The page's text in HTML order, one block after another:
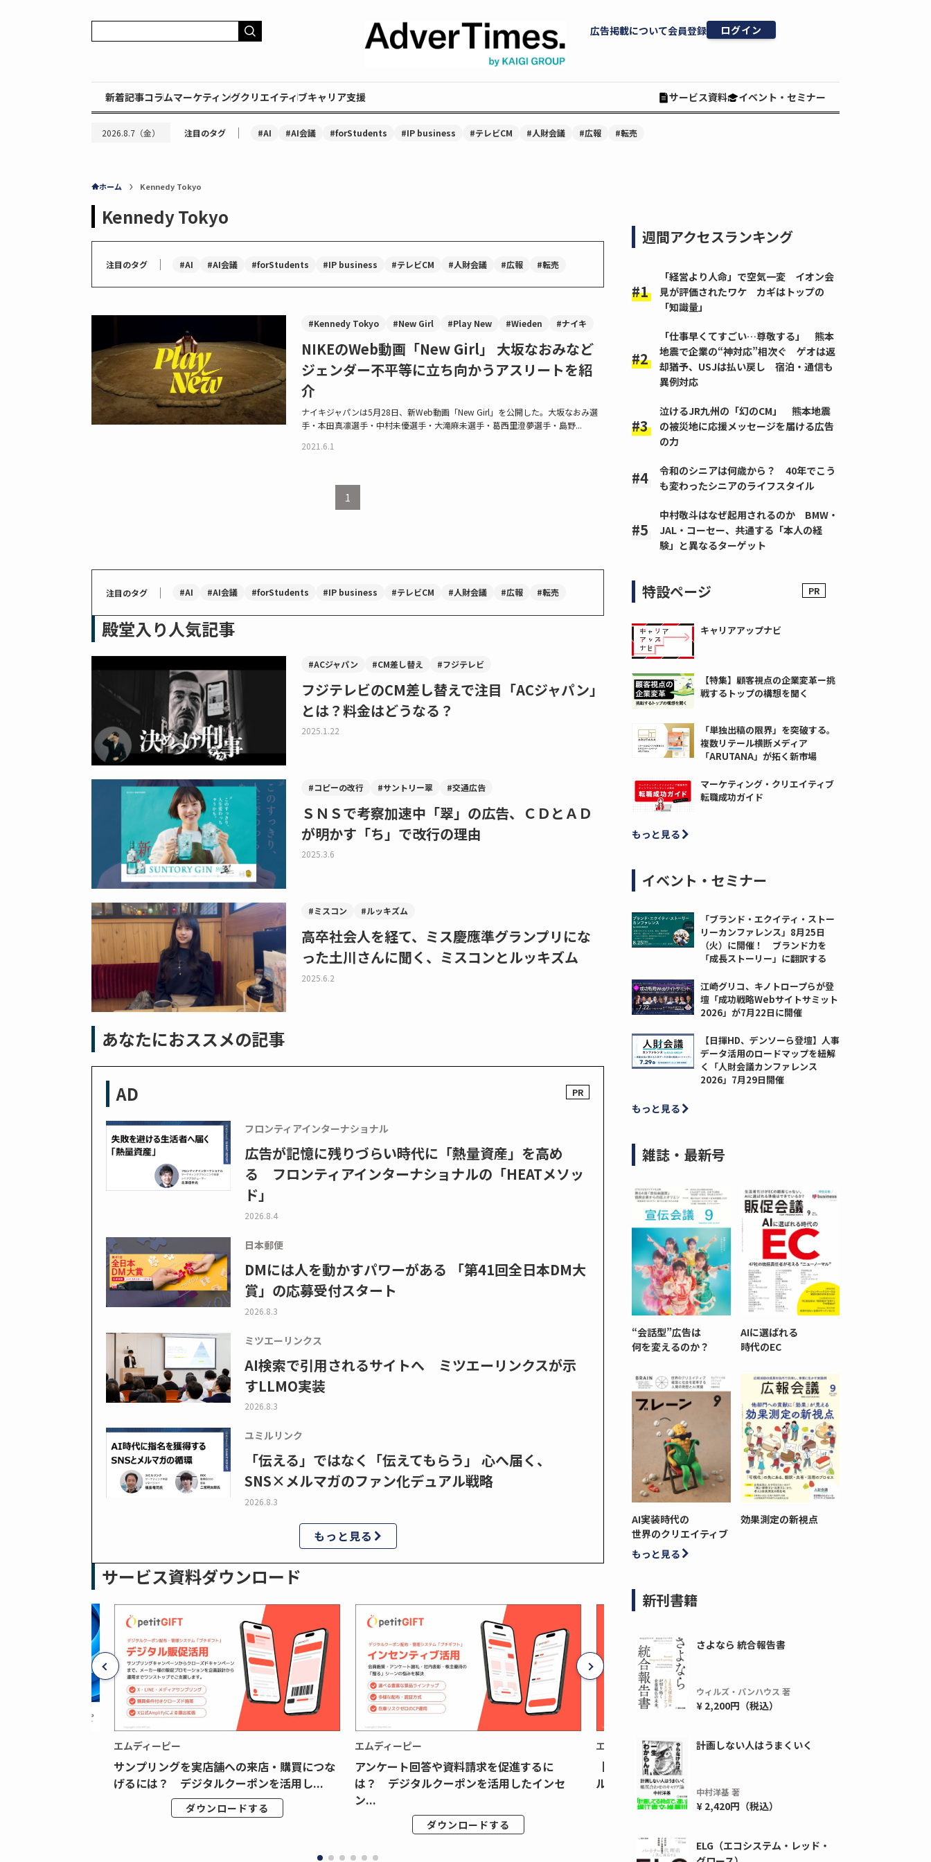
広告掲載について会員登録 ログイン
新着記事コラムマーケティングクリエイティブキャリア支援 サービス資料 イベント・セミナー
2026.8.7（金） 注目のタグ ｜ #AI #AI会議 #forStudents #IP business #テレビCM #人財会議 #広報 #転売
ホーム Kennedy Tokyo
Kennedy Tokyo
注目のタグ ｜ #AI #AI会議 #forStudents #IP business #テレビCM #人財会議 #広報 #転売
#Kennedy Tokyo #New Girl #Play New #Wieden #ナイキ
NIKEのWeb動画「New Girl」 大坂なおみなど
ジェンダー不平等に立ち向かうアスリートを紹
介
ナイキジャパンは5月28日、新Web動画「New Girl」を公開した。大坂なおみ選
手・本田真凛選手・中村未優選手・大滝麻未選手・葛西里澄夢選手・島野...
2021.6.1
1
注目のタグ ｜ #AI #AI会議 #forStudents #IP business #テレビCM #人財会議 #広報 #転売
殿堂入り人気記事
#ACジャパン #CM差し替え #フジテレビ
フジテレビのCM差し替えで注目「ACジャパン」
とは？料金はどうなる？
2025.1.22
#コピーの改行 #サントリー翠 #交通広告
ＳＮＳで考察加速中「翠」の広告、ＣＤとＡＤ
が明かす「ち」で改行の理由
2025.3.6
#ミスコン #ルッキズム
高卒社会人を経て、ミス慶應準グランプリにな
った土川さんに聞く、ミスコンとルッキズム
2025.6.2
あなたにおススメの記事
AD
フロンティアインターナショナル
広告が記憶に残りづらい時代に「熱量資産」を高め
る フロンティアインターナショナルの「HEATメソッ
ド」
2026.8.4
日本郵便
DMには人を動かすパワーがある 「第41回全日本DM大
賞」の応募受付スタート
2026.8.3
ミツエーリンクス
AI検索で引用されるサイトへ ミツエーリンクスが示
すLLMO実装
2026.8.3
ユミルリンク
「伝える」ではなく「伝えてもらう」 心へ届く、
SNS×メルマガのファン化デュアル戦略
2026.8.3
もっと見る
サービス資料ダウンロード
エムディーピー
サンプリングを実店舗への来店・購買につな
げるには？ デジタルクーポンを活用し...
ダウンロードする
エムディーピー
アンケート回答や資料請求を促進するに
は？ デジタルクーポンを活用したインセ
ン...
ダウンロードする
エムディーピー
【月間1,000万本以上の配布実績！】デジタ
ルクーポンを活用した販促キャンペーンを...
ダウンロードする
週間アクセスランキング
「経営より人命」で空気一変 イオン会
見が評価されたワケ カギはトップの
「知識量」
「仕事早くてすごい…尊敬する」 熊本
地震で企業の“神対応”相次ぐ ゲオは返
却猶予、USJは払い戻し 宿泊・通信も
異例対応
泣けるJR九州の「幻のCM」 熊本地震
の被災地に応援メッセージを届ける広告
の力
令和のシニアは何歳から？ 40年でこう
も変わったシニアのライフスタイル
中村敬斗はなぜ起用されるのか BMW・
JAL・コーセー、共通する「本人の経
験」と異なるターゲット
特設ページ
キャリアアップナビ
【特集】顧客視点の企業変革ー挑
戦するトップの構想を聞く
「単独出稿の限界」を突破する。
複数リテール横断メディア
「ARUTANA」が拓く新市場
マーケティング・クリエイティブ
転職成功ガイド
もっと見る
イベント・セミナー
「ブランド・エクイティ・ストー
リーカンファレンス」8月25日
（火）に開催！ ブランド力を
「成長ストーリー」に翻訳する
江崎グリコ、キノトロープらが登
壇「成功戦略Webサイトサミット
2026」が7月22日に開催
【日揮HD、デンソーら登壇】人事
データ活用のロードマップを紐解
く「人財会議カンファレンス
2026」7月29日開催
もっと見る
雑誌・最新号
“会話型”広告は
何を変えるのか？
AIに選ばれる
時代のEC
AI実装時代の
世界のクリエイティブ
効果測定の新視点
もっと見る
新刊書籍
さよなら 統合報告書
ウィルズ・パンハウス 著
¥ 2,200円（税込）
計画しない人はうまくいく
中村洋基 著
¥ 2,420円（税込）
ELG（エコシステム・レッド・